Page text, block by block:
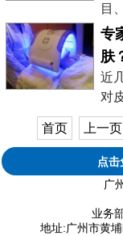
目
专
肤
近
对
首页 上一页
点
广
业务
地址:广州市黄